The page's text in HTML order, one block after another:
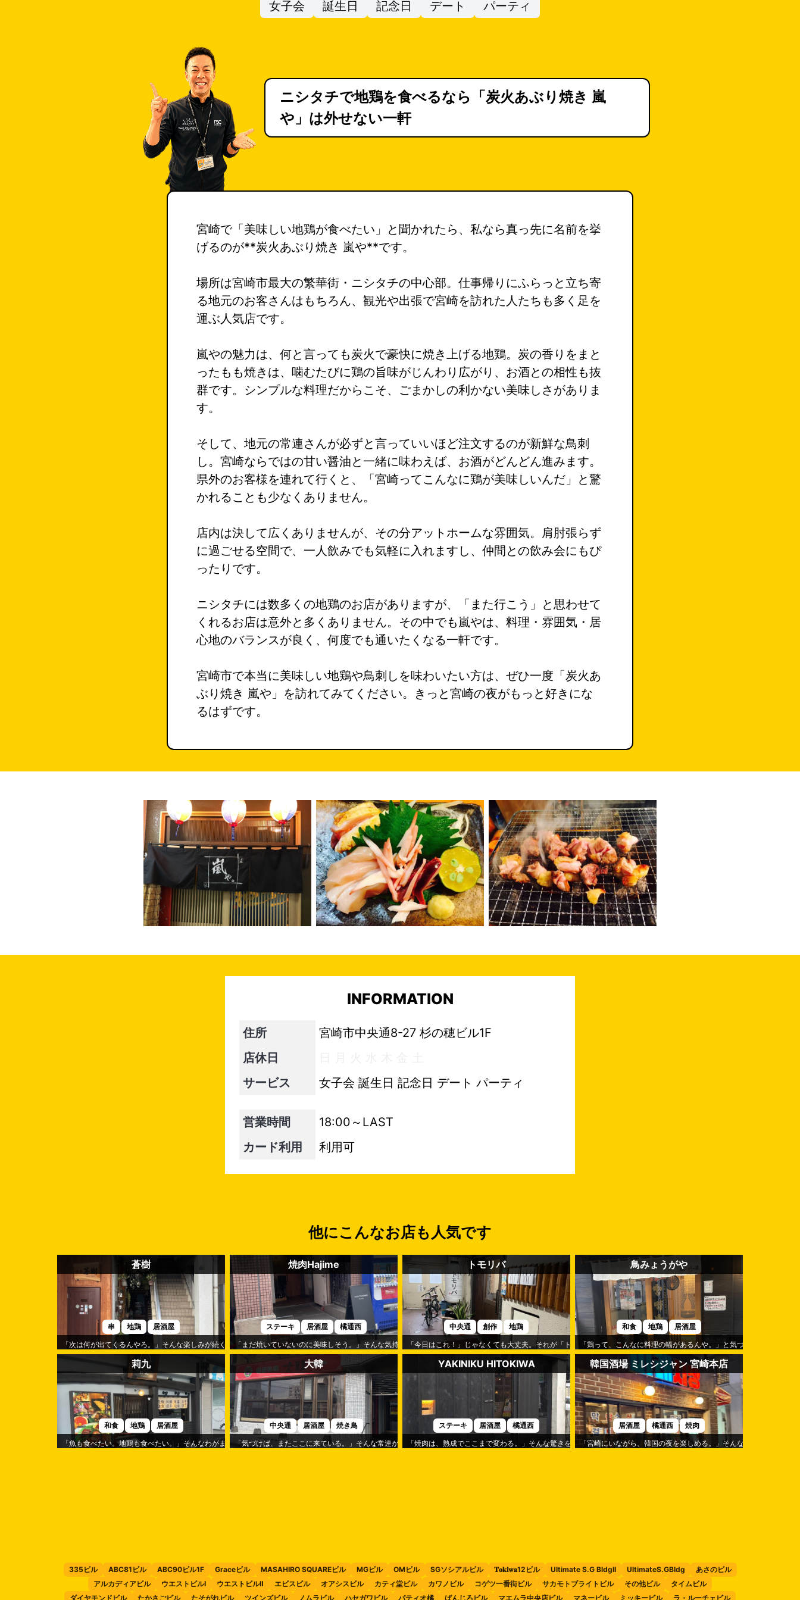
女子会 誕生日 記念日 デート パーティ
ニシタチで地鶏を食べるなら「炭火あぶり焼き 嵐
や」は外せない一軒
宮崎で「美味しい地鶏が食べたい」と聞かれたら、私なら真っ先に名前を挙
げるのが**炭火あぶり焼き 嵐や**です。
場所は宮崎市最大の繁華街・ニシタチの中心部。仕事帰りにふらっと立ち寄
る地元のお客さんはもちろん、観光や出張で宮崎を訪れた人たちも多く足を
運ぶ人気店です。
嵐やの魅力は、何と言っても炭火で豪快に焼き上げる地鶏。炭の香りをまと
ったもも焼きは、噛むたびに鶏の旨味がじんわり広がり、お酒との相性も抜
群です。シンプルな料理だからこそ、ごまかしの利かない美味しさがありま
す。
そして、地元の常連さんが必ずと言っていいほど注文するのが新鮮な鳥刺
し。宮崎ならではの甘い醤油と一緒に味わえば、お酒がどんどん進みます。
県外のお客様を連れて行くと、「宮崎ってこんなに鶏が美味しいんだ」と驚
かれることも少なくありません。
店内は決して広くありませんが、その分アットホームな雰囲気。肩肘張らず
に過ごせる空間で、一人飲みでも気軽に入れますし、仲間との飲み会にもぴ
ったりです。
ニシタチには数多くの地鶏のお店がありますが、「また行こう」と思わせて
くれるお店は意外と多くありません。その中でも嵐やは、料理・雰囲気・居
心地のバランスが良く、何度でも通いたくなる一軒です。
宮崎市で本当に美味しい地鶏や鳥刺しを味わいたい方は、ぜひ一度「炭火あ
ぶり焼き 嵐や」を訪れてみてください。きっと宮崎の夜がもっと好きにな
るはずです。
INFORMATION
住所
宮崎市中央通8-27 杉の穂ビル1F
店休日
サービス
女子会 誕生日 記念日 デート パーティ
営業時間
18:00～LAST
カード利用
利用可
他にこんなお店も人気です
蒼樹
串 地鶏
居酒屋
「次は何が出てくるんやろ。」そんな楽しみが続くのが「蒼樹」です。
焼肉Hajime
ステーキ 居酒屋
橘通西
「まだ焼いていないのに美味しそう。」そんな気持ちになるのが「焼肉Hajime」です。
トモリバ
中央通 創作
地鶏
「今日はこれ！」じゃなくても大丈夫。それが「トモリバ」の心地よさです。
鳥みょうがや
和食 地鶏
居酒屋
「鶏って、こんなに料理の幅があるんや。」と気づかせてくれるの
莉九
和食 地鶏
居酒屋
「魚も食べたい。地鶏も食べたい。」そんなわがままを叶えてくれるのが「莉九」です。
大韓
中央通 居酒屋
焼き鳥
「気づけば、またここに来ている。」そんな常連が多いのが「大韓」です。
YAKINIKU HITOKIWA
ステーキ 居酒屋
橘通西
「焼肉は、熟成でここまで変わる。」そんな驚きを味わえるのが「YAKINIKU HITOKIWA」です。
韓国酒場 ミレシジャン 宮崎本店
居酒屋 橘通西
焼肉
「宮崎にいながら、韓国の夜を楽しめる。」そんな気分になれる
335ビル ABC81ビル ABC90ビル1F Graceビル MASAHIRO SQUAREビル MGビル OMビル SGソシアルビル 𝐓𝐨𝐤𝐢𝐰𝐚12ビル Ultimate S.G BldgII UltimateS.GBldg
あさのビル
アルカディアビル
ウエストビルⅠ ウエストビルⅡ エビスビル オアシスビル カティ堂ビル カワノビル コゲツ一番街ビル サカモトブライトビル その他ビル
タイムビル
ダイヤモンドビル
たかさごビル たそがれビル ツインズビル ノムラビル ハセガワビル パティオ橘 ばんじろビル マエムラ中央店ビル マネービル ミッキービル ラ・ルーチェビル